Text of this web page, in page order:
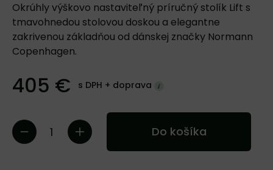
Okrúhly výškovo nastaviteľný príručný stolík Lift s
tmavohnedou stolovou doskou a elegantne
zakrivenou základňou od dánskej značky Normann
Copenhagen.
405 € s DPH + doprava
Do košíka